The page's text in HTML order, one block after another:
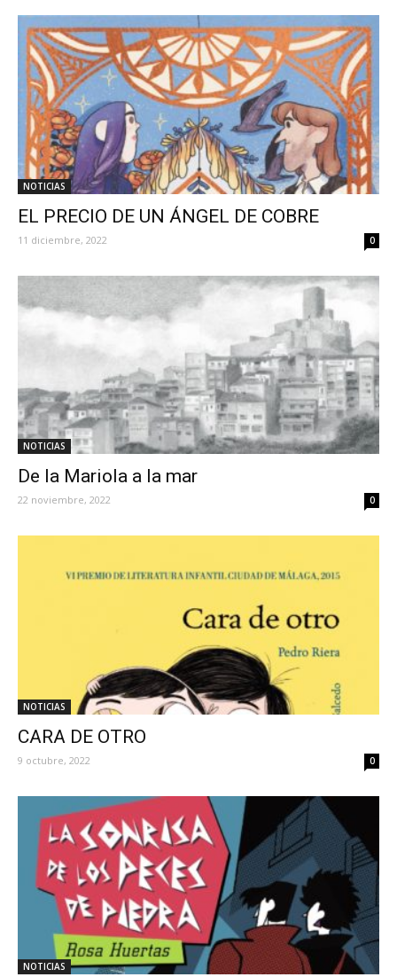
NOTICIAS
EL PRECIO DE UN ÁNGEL DE COBRE
11 diciembre, 2022 0
NOTICIAS
De la Mariola a la mar
22 noviembre, 2022 0
NOTICIAS
CARA DE OTRO
9 octubre, 2022 0
NOTICIAS